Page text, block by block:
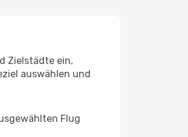
Zielstädte ein,
auswählen und
Flug